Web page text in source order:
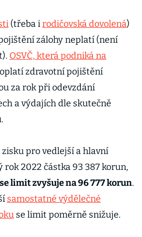
(třeba irodičovská dovolená)
zálohy neplatí (není
OSVČ, která podniká na
zdravotní pojištění
za rok při odevzdání
a výdajích dle skutečně
pro vedlejší a hlavní
rok 2022 částka 93 387 korun,
limit zvyšuje na 96 777 korun.
samostatné výdělečné
se limit poměrně snižuje.